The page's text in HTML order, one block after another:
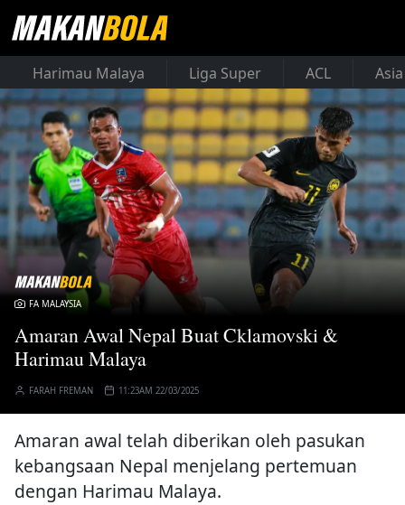
Harimau Malaya Liga Super ACL
FA MALAYSIA
Amaran Awal Nepal Buat Cklamovski &
Harimau Malaya
FARAH FREMAN 11:23AM 22/03/2025
Amaran awal telah diberikan oleh pasukan
kebangsaan Nepal menjelang pertemuan
dengan Harimau Malaya.